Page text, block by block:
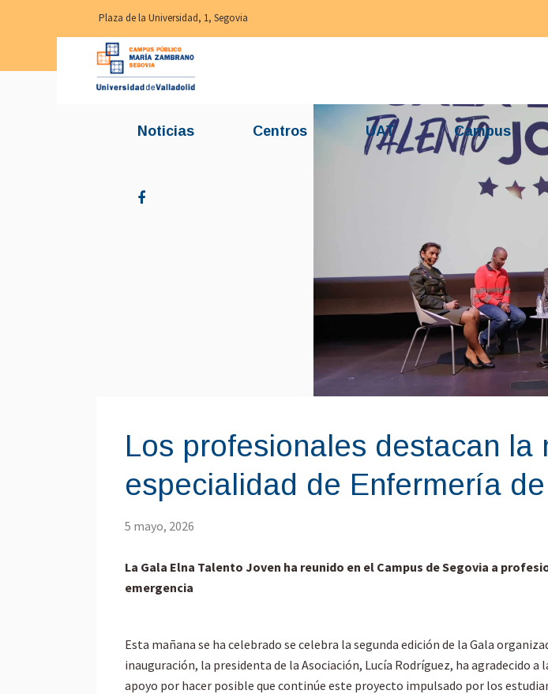
Plaza de la Universidad, 1, Segovia
Noticias Centros UAT Campus
Los profesionales destacan
especialidad de Enfermería
5 mayo, 2026
La Gala Elna Talento Joven ha reunido en el Campus de Segovia a
emergencia
Esta mañana se ha celebrado se celebra la segunda edición de la Gala
inauguración, la presidenta de la Asociación, Lucía Rodríguez, ha agradecido
apoyo por hacer posible que continúe este proyecto impulsado por los